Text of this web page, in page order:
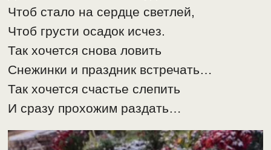
Чтоб стало на сердце светлей,
Чтоб грусти осадок исчез.
Так хочется снова ловить
Снежинки и праздник встречать…
Так хочется счастье слепить
И сразу прохожим раздать…